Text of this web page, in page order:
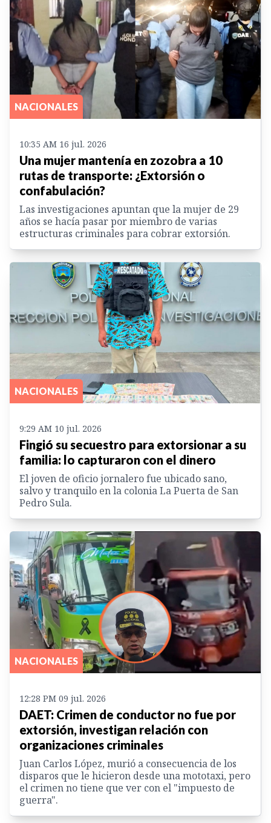
NACIONALES
10:35 AM 16 jul. 2026
Una mujer mantenía en zozobra a 10
rutas de transporte: ¿Extorsión o
confabulación?
Las investigaciones apuntan que la mujer de 29
años se hacía pasar por miembro de varias
estructuras criminales para cobrar extorsión.
NACIONALES
9:29 AM 10 jul. 2026
Fingió su secuestro para extorsionar a su
familia: lo capturaron con el dinero
El joven de oficio jornalero fue ubicado sano,
salvo y tranquilo en la colonia La Puerta de San
Pedro Sula.
NACIONALES
12:28 PM 09 jul. 2026
DAET: Crimen de conductor no fue por
extorsión, investigan relación con
organizaciones criminales
Juan Carlos López, murió a consecuencia de los
disparos que le hicieron desde una mototaxi, pero
el crimen no tiene que ver con el "impuesto de
guerra".